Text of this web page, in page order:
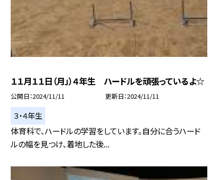
１１月１１日（月」）４年生 ハードルを頑張っているよ☆
公開日 2024/11/11 更新日 2024/11/11
３・４年生
体育科で、ハードルの学習をしています。自分に合うハード
ルの幅を見つけ、着地した後...